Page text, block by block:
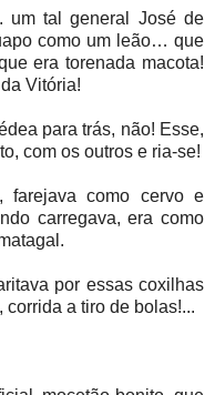
um tal general José de
como um leão… que
era torenada macota!
Vitória!
para trás, não! Esse,
com os outros e ria-se!
farejava como cervo e
carregava, era como
por essas coxilhas
a tiro de bolas!...